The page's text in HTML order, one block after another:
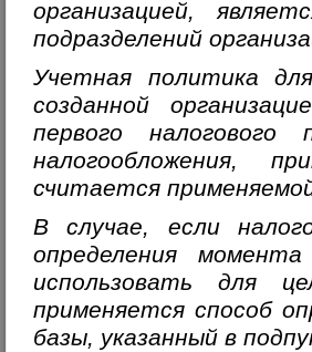
организацией,
подразделений
Учетная политика
созданной
первого
налогообложения,
считается
В случае, если
определения
использовать для
применяется способ
базы, указанный в